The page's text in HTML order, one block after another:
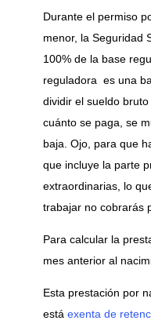
Durante el permiso
menor, la Seguridad
100% de la base
reguladora es una
dividir el sueldo
cuánto se paga, se
baja. Ojo, para que
que incluye la parte
extraordinarias, lo
trabajar no cobrarás
Para calcular la
mes anterior al
Esta prestación por
está exenta de